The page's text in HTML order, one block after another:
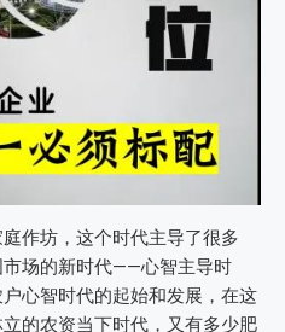
作坊，这个时代主导了很多
场的新时代——心智主导时
心智时代的起始和发展，在这
的农资当下时代，又有多少肥